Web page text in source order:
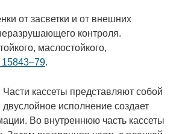
от засветки и от внешних
контроля.
маслостойкого,
.
кассеты представляют собой
исполнение создает
Во внутреннюю часть кассеты